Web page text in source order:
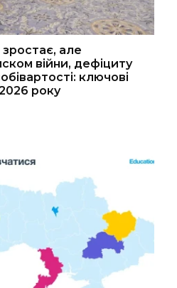
але
війни, дефіциту
ключові
2026 року